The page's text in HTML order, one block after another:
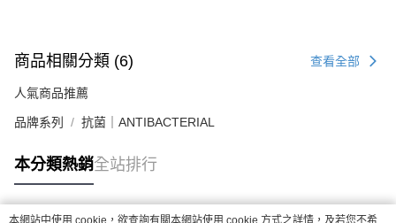
商品相關分類 (6) 查看全部
人氣商品推薦
品牌系列 抗菌｜ANTIBACTERIAL
本分類熱銷全站排行
本網站中使用 cookie，欲查詢有關本網站使用 cookie 方式之詳情，及若您不希